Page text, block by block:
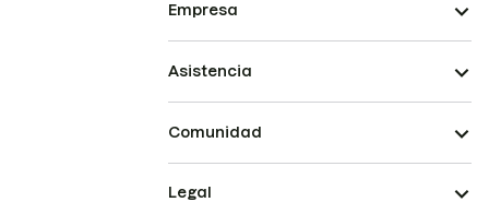
Empresa
Asistencia
Comunidad
Legal